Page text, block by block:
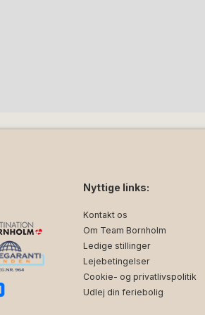
Nyttige links:
Kontakt os
Om Team Bornholm
Ledige stillinger
Lejebetingelser
Cookie- og privatlivspolitik
Udlej din feriebolig